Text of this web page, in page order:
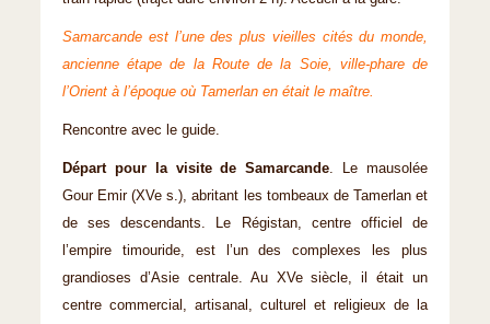
Samarcande est l’une des plus vieilles cités du monde,
ancienne étape de la Route de la Soie, ville-phare de
l’Orient à l’époque où Tamerlan en était le maître.
Rencontre avec le guide.
Départ pour la visite de Samarcande. Le mausolée
Gour Emir (XVe s.), abritant les tombeaux de Tamerlan et
de ses descendants. Le Régistan, centre officiel de
l’empire timouride, est l’un des complexes les plus
grandioses d’Asie centrale. Au XVe siècle, il était un
centre commercial, artisanal, culturel et religieux de la